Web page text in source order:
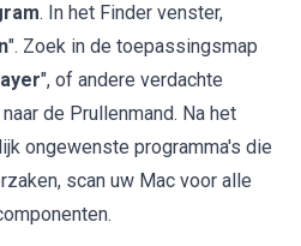
. In het Finder venster,
". Zoek in de toepassingsmap
", of andere verdachte
de Prullenmand. Na het
ongewenste programma's die
scan uw Mac voor alle